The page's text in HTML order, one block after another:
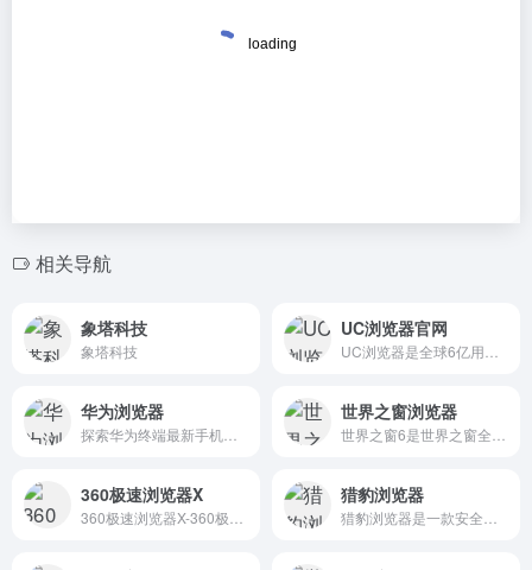
相关导航
象塔科技
象塔科技
UC浏览器官网
华为浏览器 世界之窗浏览器
360极速浏览器X 猎豹浏览器